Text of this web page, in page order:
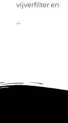
vijverfilter en
...